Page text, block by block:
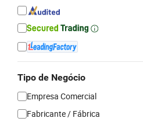
Tipo de Negócio
Empresa Comercial
Fabricante / Fábrica